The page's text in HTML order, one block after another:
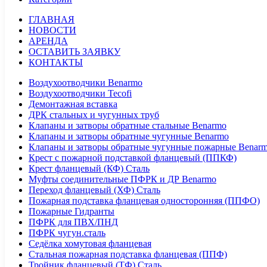
ГЛАВНАЯ
НОВОСТИ
АРЕНДА
ОСТАВИТЬ ЗАЯВКУ
КОНТАКТЫ
Воздухоотводчики Benarmo
Воздухоотводчики Tecofi
Демонтажная вставка
ДРК стальных и чугунных труб
Клапаны и затворы обратные стальные Benarmo
Клапаны и затворы обратные чугунные Benarmo
Клапаны и затворы обратные чугунные пожарные
Крест с пожарной подставкой фланцевый (ППКФ)
Крест фланцевый (КФ) Сталь
Муфты соединительные ПФРК и ДР Benarmo
Переход фланцевый (ХФ) Сталь
Пожарная подставка фланцевая односторонняя (ППФО)
Пожарные Гидранты
ПФРК для ПВХ/ПНД
ПФРК чугун.сталь
Седёлка хомутовая фланцевая
Стальная пожарная подставка фланцевая (ППФ)
Тройник фланцевый (ТФ) Сталь